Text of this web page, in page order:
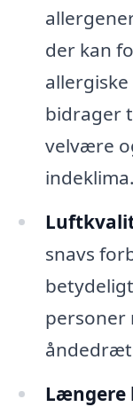
der kan
bidrager
velvære
indeklima.
snavs
personer
Længere